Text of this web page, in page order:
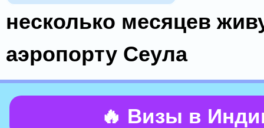
несколько месяцев
аэропорту Сеула
🔥 Визы в